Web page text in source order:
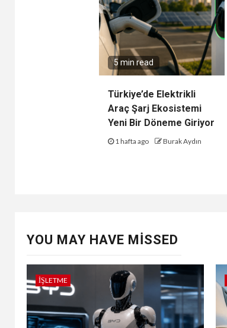
5 min read
Türkiye’de Elektrikli
Araç Şarj Ekosistemi
Yeni Bir Döneme Giriyor
1 hafta ago Burak Aydın
YOU MAY HAVE MISSED
İŞLETME